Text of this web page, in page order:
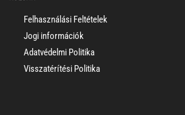
Felhasználási Feltételek
Jogi információk
Adatvédelmi Politika
Visszatérítési Politika